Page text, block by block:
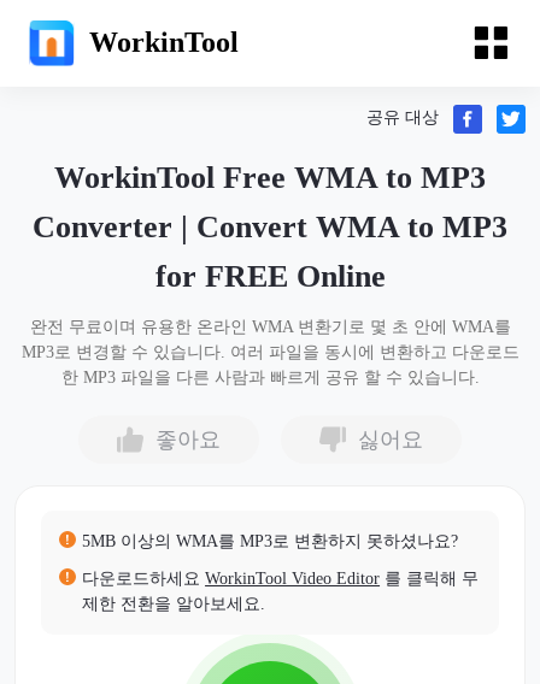
WorkinTool
공유 대상
WorkinTool Free WMA to MP3
Converter | Convert WMA to MP3
for FREE Online
완전 무료이며 유용한 온라인 WMA 변환기로 몇 초 안에 WMA를
MP3로 변경할 수 있습니다. 여러 파일을 동시에 변환하고 다운로드
한 MP3 파일을 다른 사람과 빠르게 공유 할 수 있습니다.
좋아요 싫어요
5MB 이상의 WMA를 MP3로 변환하지 못하셨나요?
다운로드하세요WorkinTool Video Editor 를 클릭해 무
제한 전환을 알아보세요.